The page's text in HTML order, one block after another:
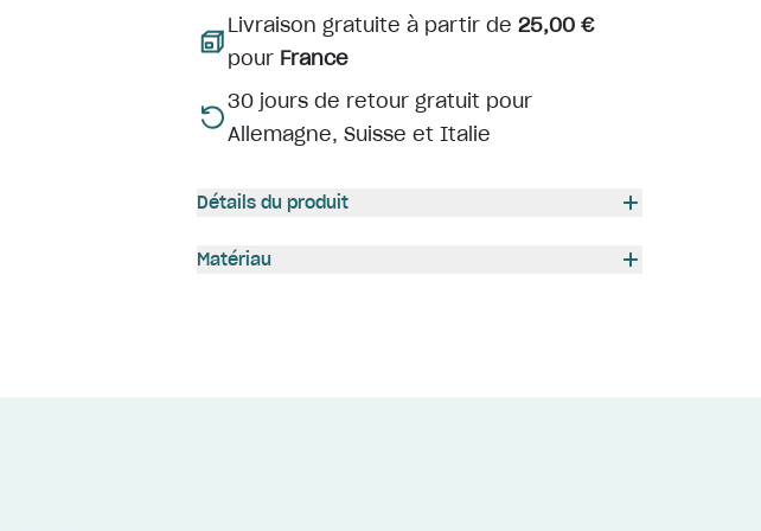
Livraison gratuite à partir de 25,00 €
pour France
30 jours de retour gratuit pour
Allemagne, Suisse et Italie
Détails du produit
Matériau